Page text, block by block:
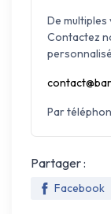
De
Contactez
Par
Partager :
Facebook